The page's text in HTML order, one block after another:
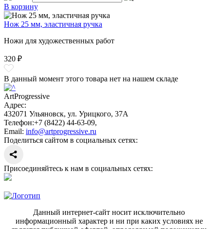
В корзину
Нож 25 мм, эластичная ручка
Ножи для художественных работ
320 ₽
В данный момент этого товара нет на нашем складе
ArtProgressive
Адрес:
432071 Ульяновск, ул. Урицкого, 37А
Телефон:+7 (8422) 44-63-09,
Email: info@artprogressive.ru
Поделиться сайтом в социальных сетях:
Присоединяйтесь к нам в социальных сетях:
Данный интернет-сайт носит исключительно
информационный характер и ни при каких условиях не